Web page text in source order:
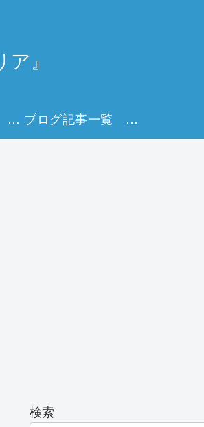
』
Udemy講座一覧 キャリアを描く実践オンライン講座 ブログ記事一覧 キャリアを育てる実践ヒント集
検索